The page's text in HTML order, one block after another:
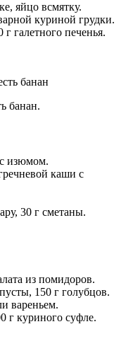
яйцо всмятку.
куриной грудки.
галетного печенья.
банан.
с изюмом.
каши с
30 г сметаны.
из помидоров.
150 г голубцов.
вареньем.
г куриного суфле.